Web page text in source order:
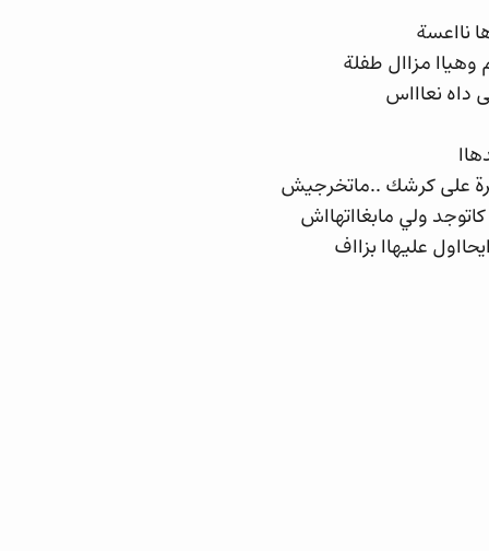
نااعسة
وهياا مزاال طفلة
داه نعاااس
على كرشك ..ماتخرجيش
ولي مابغااتهااش
عليهاا بزااف